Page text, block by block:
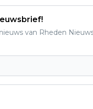
van Rheden